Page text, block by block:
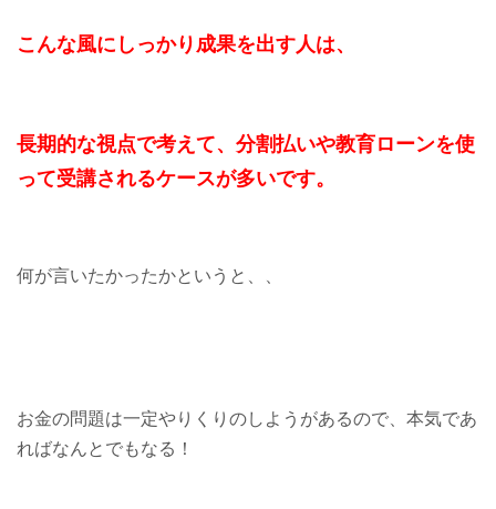
こんな風にしっかり成果を出す人は、
長期的な視点で考えて、分割払いや教育ローンを使
って受講されるケースが多いです。
何が言いたかったかというと、、
お金の問題は一定やりくりのしようがあるので、本気であ
ればなんとでもなる！